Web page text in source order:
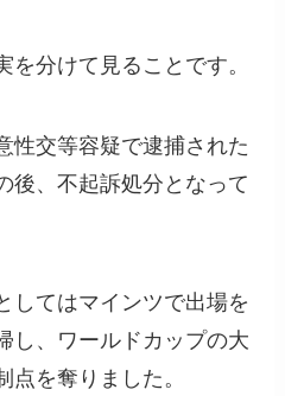
を分けて見ることです。
性交等容疑で逮捕された
後、不起訴処分となって
してはマインツで出場を
し、ワールドカップの大
点を奪りました。